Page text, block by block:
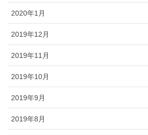
2020年1月
2019年12月
2019年11月
2019年10月
2019年9月
2019年8月